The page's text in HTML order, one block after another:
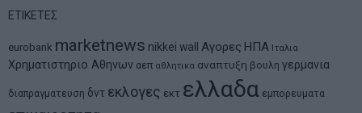
ΕΤΙΚΕΤΕΣ
eurobank marketnews nikkei wall Αγορες ΗΠΑ Ιταλια
Χρηματιστηριο Αθηνων αεπ αθλητικα αναπτυξη βουλη γερμανια
διαπραγματευση δντ εκλογες εκτ ελλαδα εμπορευματα